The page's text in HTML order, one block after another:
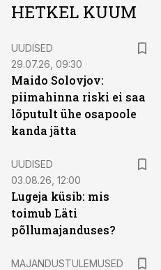
HETKEL KUUM
UUDISED
29.07.26, 09:30
Maido Solovjov:
piimahinna riski ei saa
lõputult ühe osapoole
kanda jätta
UUDISED
03.08.26, 12:00
Lugeja küsib: mis
toimub Läti
põllumajanduses?
MAJANDUSTULEMUSED